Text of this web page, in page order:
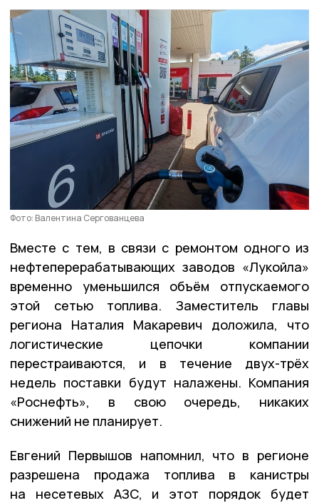
Фото: Валентина Сергованцева
Вместе с тем, в связи с ремонтом одного из
нефтеперерабатывающих заводов «Лукойла»
временно уменьшился объём отпускаемого
этой сетью топлива. Заместитель главы
региона Наталия Макаревич доложила, что
логистические цепочки компании
перестраиваются, и в течение двух-трёх
недель поставки будут налажены. Компания
«Роснефть», в свою очередь, никаких
снижений не планирует.
Евгений Первышов напомнил, что в регионе
разрешена продажа топлива в канистры
на несетевых АЗС, и этот порядок будет